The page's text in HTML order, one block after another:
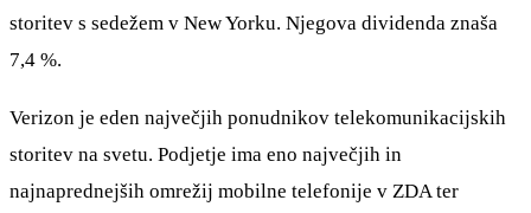
storitev s sedežem v New Yorku. Njegova dividenda znaša
7,4 %.
Verizon je eden največjih ponudnikov telekomunikacijskih
storitev na svetu. Podjetje ima eno največjih in
najnaprednejših omrežij mobilne telefonije v ZDA ter